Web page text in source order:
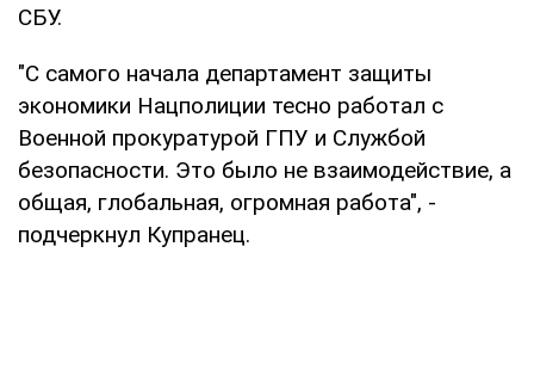
СБУ.
"С самого начала департамент защиты
экономики Нацполиции тесно работал с
Военной прокуратурой ГПУ и Службой
безопасности. Это было не взаимодействие, а
общая, глобальная, огромная работа", -
подчеркнул Купранец.